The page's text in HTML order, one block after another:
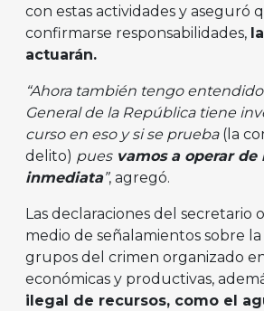
con estas actividades y aseguró
confirmarse responsabilidades,
actuarán.
“Ahora también tengo
General de la República tiene
curso en eso y si se prueba (la
delito) puesvamos a operar de
inmediata”, agregó.
Las declaraciones del secretario
medio de señalamientos sobre
grupos del crimen organizado
económicas y productivas,
ilegal de recursos, como el